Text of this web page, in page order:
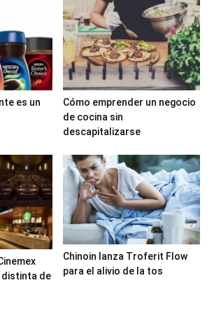
es un
Cómo emprender un negocio
de cocina sin
descapitalizarse
distinta de
Chinoin lanza Troferit Flow
para el alivio de la tos